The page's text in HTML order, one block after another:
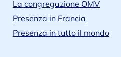
La congregazione OMV
Presenza in Francia
Presenza in tutto il mondo